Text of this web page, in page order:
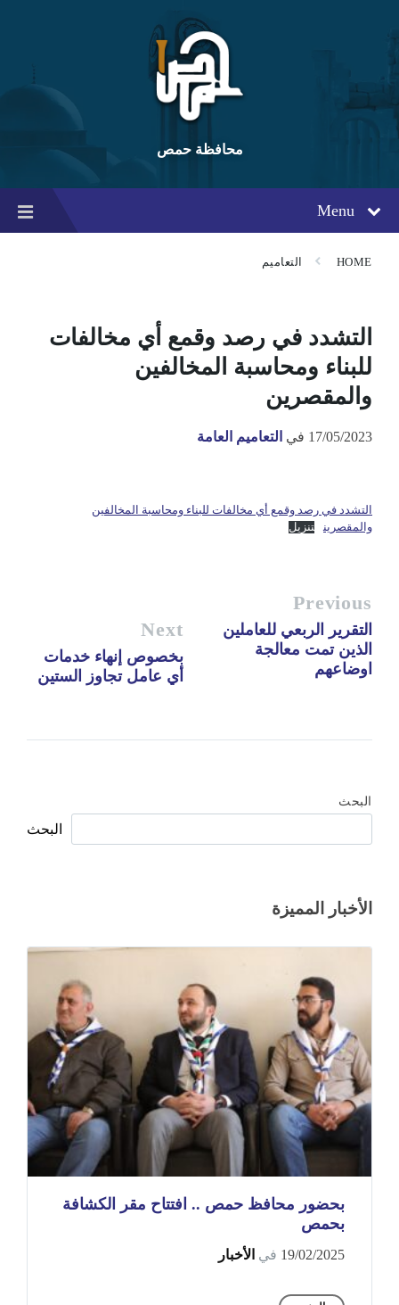
content
main
navigation
footer
محافظة حمص
Menu
HOME التعاميم
التشدد في رصد وقمع أي مخالفات
للبناء ومحاسبة المخالفين
والمقصرين
17/05/2023 في التعاميم العامة
التشدد في رصد وقمع أي مخالفات للبناء ومحاسبة المخالفين
والمقصرين
تنزيل
Previous
التقرير الربعي للعاملين
الذين تمت معالجة
اوضاعهم
Next
بخصوص إنهاء خدمات
أي عامل تجاوز الستين
البحث
البحث
الأخبار المميزة
بحضور محافظ حمص .. افتتاح مقر الكشافة
بحمص
19/02/2025 في الأخبار